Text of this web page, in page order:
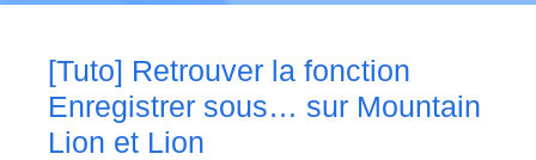
[Tuto] Retrouver la fonction
Enregistrer sous… sur Mountain
Lion et Lion